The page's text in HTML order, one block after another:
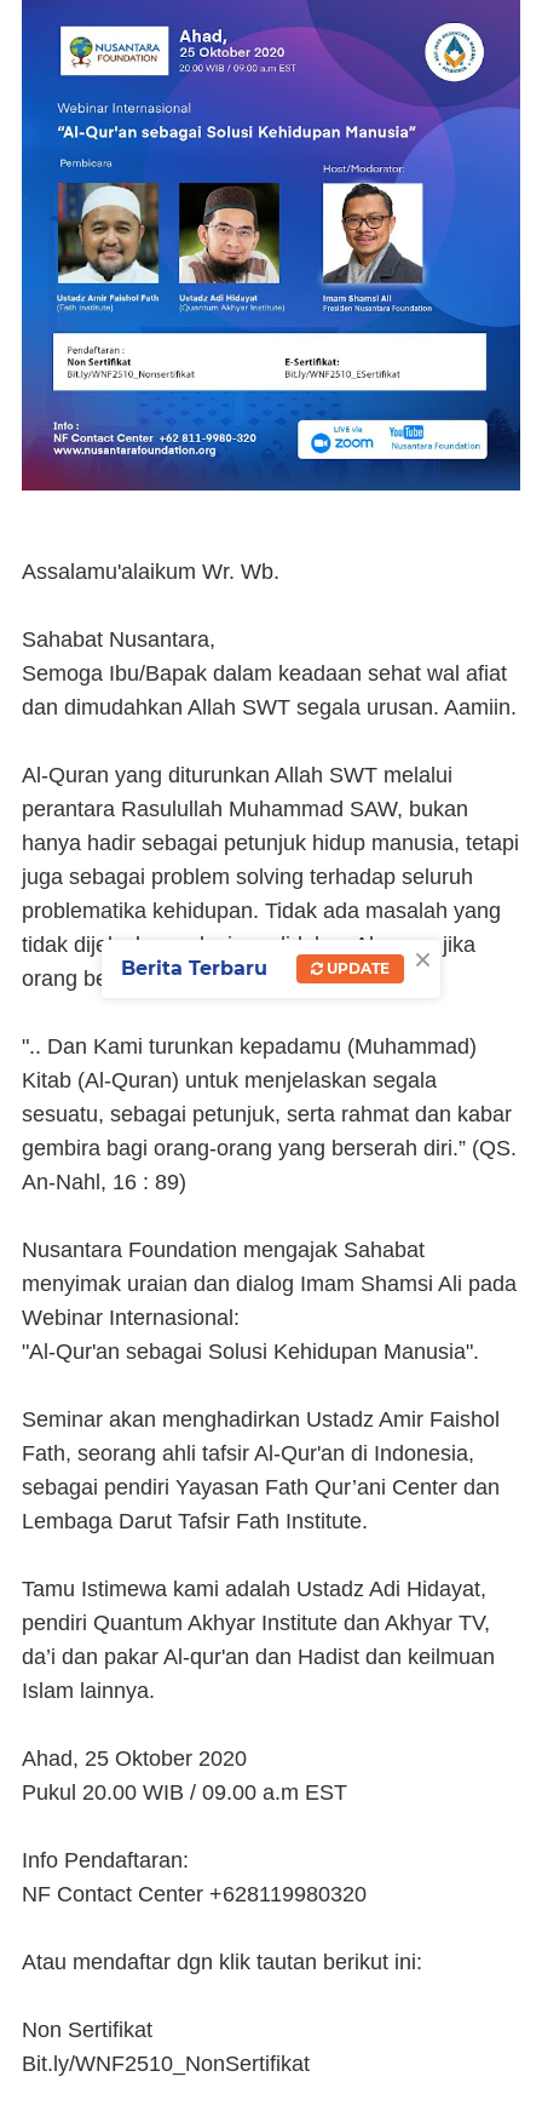
Assalamu'alaikum Wr. Wb.
Sahabat Nusantara,
Semoga Ibu/Bapak dalam keadaan sehat wal afiat
dan dimudahkan Allah SWT segala urusan. Aamiin.
Al-Quran yang diturunkan Allah SWT melalui
perantara Rasulullah Muhammad SAW, bukan
hanya hadir sebagai petunjuk hidup manusia, tetapi
juga sebagai problem solving terhadap seluruh
problematika kehidupan. Tidak ada masalah yang
tidak dijelaskan solusinya didalam Al-quran jika
orang beriman merujuk kepadanya.
".. Dan Kami turunkan kepadamu (Muhammad)
Kitab (Al-Quran) untuk menjelaskan segala
sesuatu, sebagai petunjuk, serta rahmat dan kabar
gembira bagi orang-orang yang berserah diri.” (QS.
An-Nahl, 16 : 89)
Nusantara Foundation mengajak Sahabat
menyimak uraian dan dialog Imam Shamsi Ali pada
Webinar Internasional:
"Al-Qur'an sebagai Solusi Kehidupan Manusia".
Seminar akan menghadirkan Ustadz Amir Faishol
Fath, seorang ahli tafsir Al-Qur'an di Indonesia,
sebagai pendiri Yayasan Fath Qur’ani Center dan
Lembaga Darut Tafsir Fath Institute.
Tamu Istimewa kami adalah Ustadz Adi Hidayat,
pendiri Quantum Akhyar Institute dan Akhyar TV,
da’i dan pakar Al-qur'an dan Hadist dan keilmuan
Islam lainnya.
Ahad, 25 Oktober 2020
Pukul 20.00 WIB / 09.00 a.m EST
Info Pendaftaran:
NF Contact Center +628119980320
Atau mendaftar dgn klik tautan berikut ini:
Non Sertifikat
Bit.ly/WNF2510_NonSertifikat
×
Berita Terbaru UPDATE